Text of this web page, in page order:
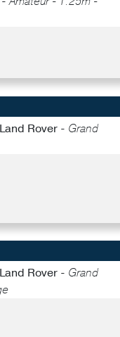
Rover - Grand
Rover - Grand